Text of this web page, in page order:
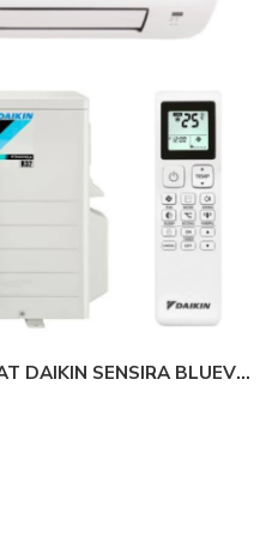
APARAT DE AER CONDITIONAT DAIKIN SENSIRA BLUEVOLUTION FTXC60E-RXC60E INVERTER 21000 BTU – SET 6 BUC